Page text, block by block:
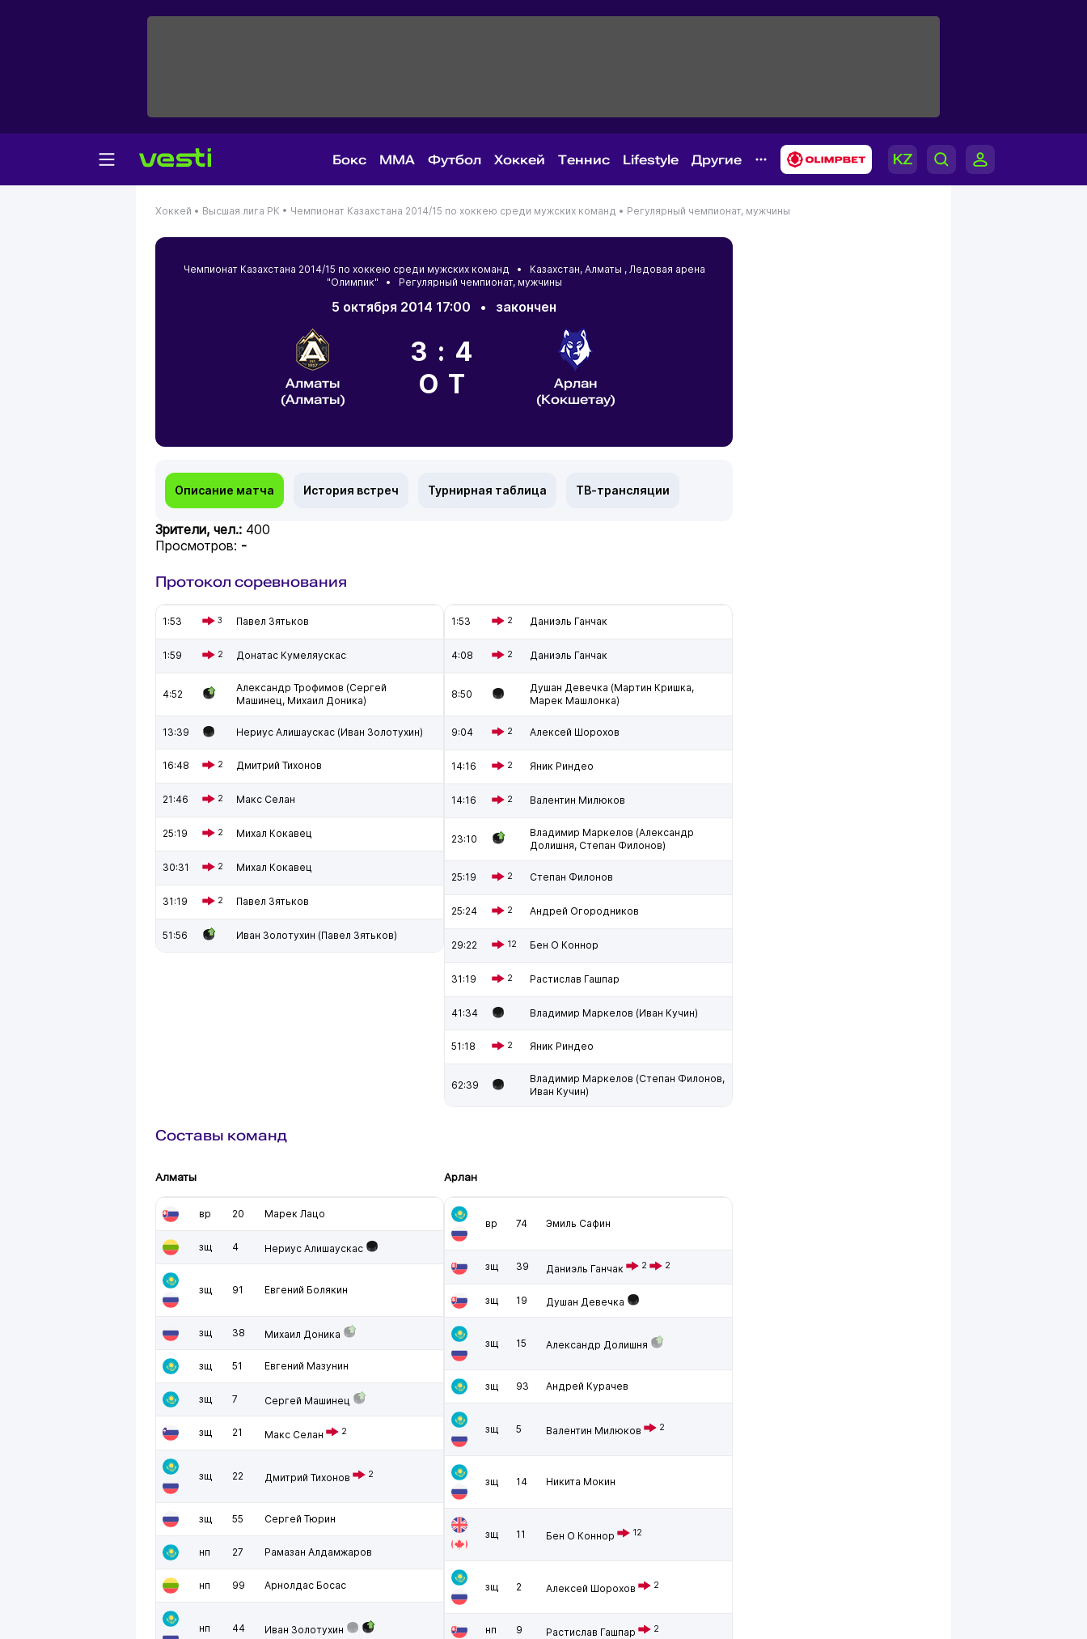
Бокс MMA Футбол Хоккей Теннис Lifestyle Другие
Хоккей • Высшая лига РК • Чемпионат Казахстана 2014/15 по хоккею среди мужских команд • Регулярный чемпионат, мужчины
Чемпионат Казахстана 2014/15 по хоккею среди мужских команд • Казахстан, Алматы , Ледовая арена
"Олимпик" • Регулярный чемпионат, мужчины
5 октября 2014 17:00 • закончен
Алматы
(Алматы)
3:4
ОТ
Арлан
(Кокшетау)
Описание матча История встреч Турнирная таблица ТВ-трансляции
Зрители, чел.: 400
Просмотров: -
Протокол соревнования
1:53 3 Павел Зятьков
1:59 2 Донатас Кумеляускас
4:52
Александр Трофимов (Сергей
Машинец, Михаил Доника)
13:39 Нериус Алишаускас (Иван Золотухин)
16:48 2 Дмитрий Тихонов
21:46 2 Макс Селан
25:19 2 Михал Кокавец
30:31 2 Михал Кокавец
31:19 2 Павел Зятьков
51:56 Иван Золотухин (Павел Зятьков)
1:53 2 Даниэль Ганчак
4:08 2 Даниэль Ганчак
8:50
Душан Девечка (Мартин Кришка,
Марек Машлонка)
9:04 2 Алексей Шорохов
14:16 2 Яник Риндео
14:16 2 Валентин Милюков
23:10
Владимир Маркелов (Александр
Долишня, Степан Филонов)
25:19 2 Степан Филонов
25:24 2 Андрей Огородников
29:22 12 Бен О Коннор
31:19 2 Растислав Гашпар
41:34 Владимир Маркелов (Иван Кучин)
51:18 2 Яник Риндео
62:39
Владимир Маркелов (Степан Филонов,
Иван Кучин)
Составы команд
Алматы
вр 20 Марек Лацо
зщ 4 Нериус Алишаускас
зщ 91 Евгений Болякин
зщ 38 Михаил Доника
зщ 51 Евгений Мазунин
зщ 7 Сергей Машинец
зщ 21 Макс Селан 2
зщ 22 Дмитрий Тихонов 2
зщ 55 Сергей Тюрин
нп 27 Рамазан Алдамжаров
нп 99 Арнолдас Босас
нп 44 Иван Золотухин
Арлан
вр 74 Эмиль Сафин
зщ 39 Даниэль Ганчак 2 2
зщ 19 Душан Девечка
зщ 15 Александр Долишня
зщ 93 Андрей Курачев
зщ 5 Валентин Милюков 2
зщ 14 Никита Мокин
зщ 11 Бен О Коннор 12
зщ 2 Алексей Шорохов 2
нп 9 Растислав Гашпар 2